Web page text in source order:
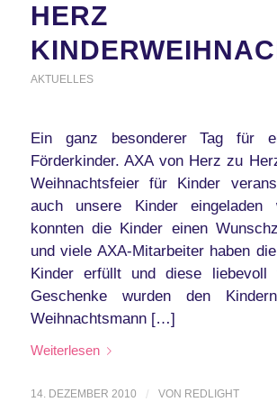
HERZ
AKTUELLES
Ein ganz besonderer Tag für
Förderkinder. AXA von Herz zu
Weihnachtsfeier für Kinder
auch unsere Kinder eingeladen
konnten die Kinder einen
und viele AXA-Mitarbeiter haben
Kinder erfüllt und diese liebevoll
Geschenke wurden den
Weihnachtsmann […]
Weiterlesen
14. DEZEMBER 2010 / VON REDLIGHT